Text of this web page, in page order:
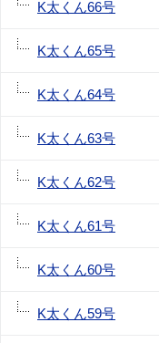
K太くん66号
K太くん65号
K太くん64号
K太くん63号
K太くん62号
K太くん61号
K太くん60号
K太くん59号